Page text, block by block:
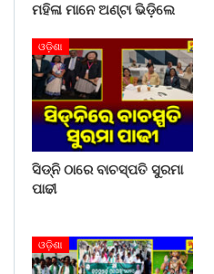
ମହିଳା ମାନେ ଅଣ୍ଟା ଭିଡ଼ିଲେ
ଓଡ଼ିଶା
ସିଡ୍‌ନି ଠାରେ ବାଚସ୍ପତି ସୁରମା
ପାଢୀ
ଓଡ଼ିଶା